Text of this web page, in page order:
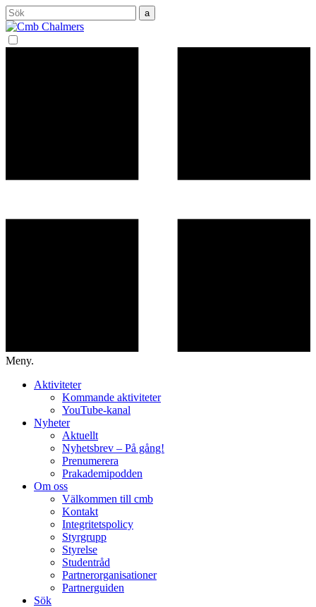
Sök
efter:
Meny.
Aktiviteter
Kommande aktiviteter
YouTube-kanal
Nyheter
Aktuellt
Nyhetsbrev – På gång!
Prenumerera
Prakademipodden
Om oss
Välkommen till cmb
Kontakt
Integritetspolicy
Styrgrupp
Styrelse
Studentråd
Partnerorganisationer
Partnerguiden
Sök